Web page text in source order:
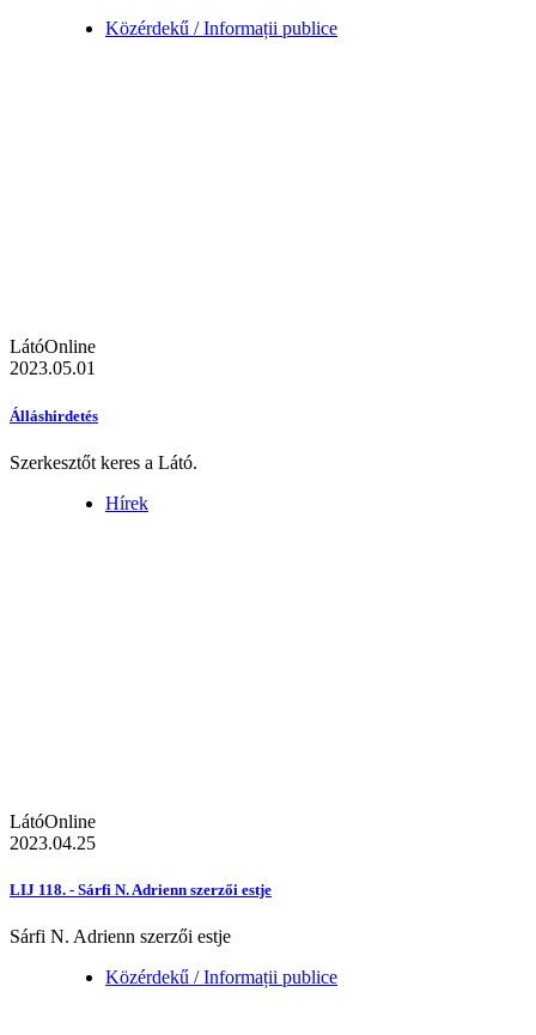
Közérdekű / Informații publice
LátóOnline
2023.05.01
Álláshirdetés
Szerkesztőt keres a Látó.
Hírek
LátóOnline
2023.04.25
LIJ 118. - Sárfi N. Adrienn szerzői estje
Sárfi N. Adrienn szerzői estje
Közérdekű / Informații publice